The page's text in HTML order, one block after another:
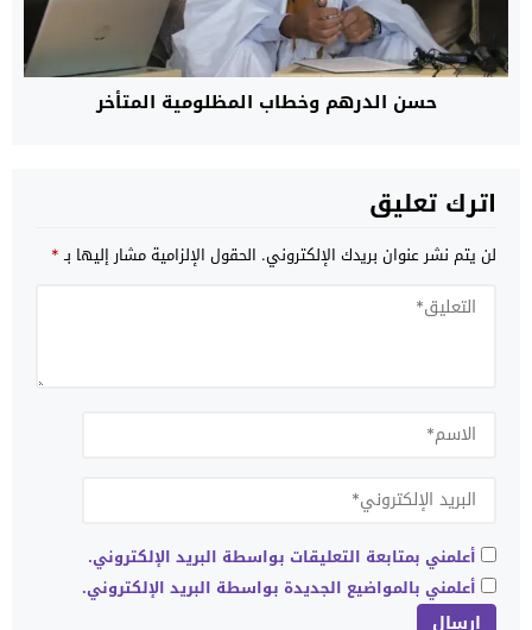
حسن الدرهم وخطاب المظلومية المتأخر
اترك تعليق
لن يتم نشر عنوان بريدك الإلكتروني. الحقول الإلزامية مشار إليها بـ*
أعلمني بمتابعة التعليقات بواسطة البريد الإلكتروني.
أعلمني بالمواضيع الجديدة بواسطة البريد الإلكتروني.